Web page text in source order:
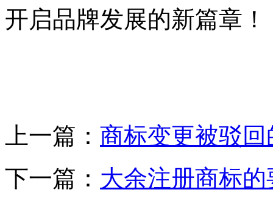
开启品牌发展的新篇章！
上一篇： 商标变更被驳
下一篇： 大余注册商标的